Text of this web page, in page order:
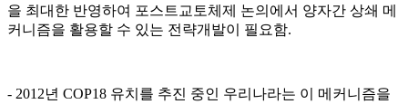
을 최대한 반영하여 포스트교토체제 논의에서 양자간 상쇄 메
커니즘을 활용할 수 있는 전략개발이 필요함.
- 2012년 COP18 유치를 추진 중인 우리나라는 이 메커니즘을